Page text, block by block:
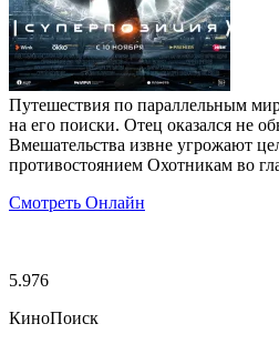
Путешествия по параллельным
на его поиски. Отец оказался не
Вмешательства извне угрожают
противостоянием Охотникам во
Смотреть Онлайн
5.976
КиноПоиск